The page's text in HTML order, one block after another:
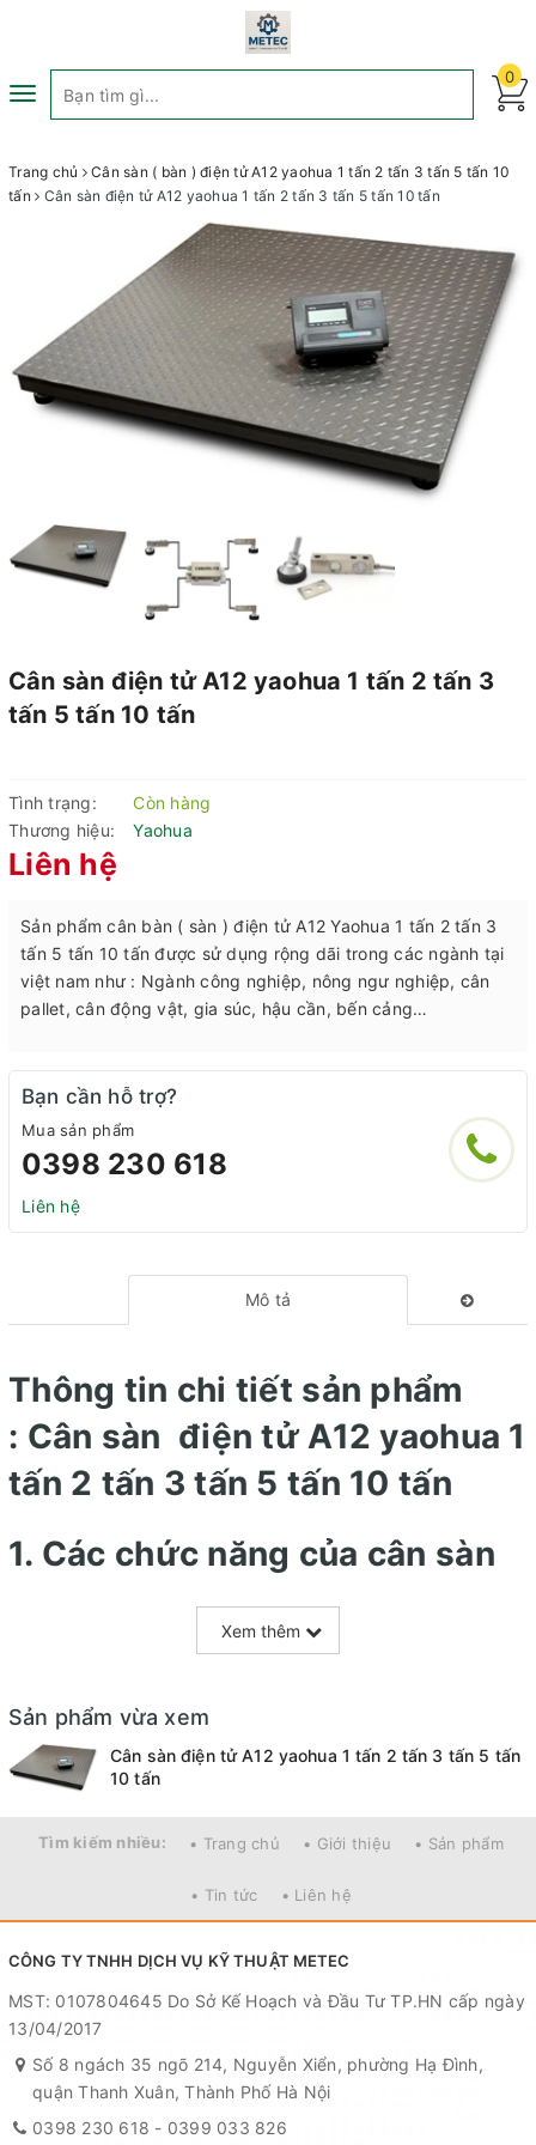
Toggle
navigation
0
Trang chủ
Cân sàn ( bàn ) điện tử A12 yaohua 1 tấn 2 tấn 3 tấn 5 tấn 10
tấn
Cân sàn điện tử A12 yaohua 1 tấn 2 tấn 3 tấn 5 tấn 10 tấn
Cân sàn điện tử A12 yaohua 1 tấn 2 tấn 3
tấn 5 tấn 10 tấn
Tình trạng:
Còn hàng
Thương hiệu:
Yaohua
Liên hệ
Sản phẩm cân bàn ( sàn ) điện tử A12 Yaohua 1 tấn 2 tấn 3
tấn 5 tấn 10 tấn được sử dụng rộng dãi trong các ngành tại
việt nam như : Ngành công nghiệp, nông ngư nghiệp, cân
pallet, cân động vật, gia súc, hậu cần, bến cảng…
Bạn cần hỗ trợ?
Mua sản phẩm
0398 230 618
Liên hệ
Mô tả
Thông tin chi tiết sản phẩm
: Cân sàn điện tử A12 yaohua 1
tấn 2 tấn 3 tấn 5 tấn 10 tấn
1. Các chức năng của cân sàn
điện tử yaohua A12.
+ Với nhiều chức năng đơn vị để lựa chọn như : Kg, g, lb.
+ Chức năng đếm vật.
+ Chức năng thông báo ổn định số cân.
+ Chức năng cân, trừ bì sản phẩm.
2. Thông số kĩ thuật của cân sàn
điện tử A12 Yaohua.
Xem thêm
Sản phẩm vừa xem
Cân sàn điện tử A12 yaohua 1 tấn 2 tấn 3 tấn 5 tấn
10 tấn
Tìm kiếm nhiều: • Trang chủ • Giới thiệu • Sản phẩm
• Tin tức • Liên hệ
CÔNG TY TNHH DỊCH VỤ KỸ THUẬT METEC
MST: 0107804645 Do Sở Kế Hoạch và Đầu Tư TP.HN cấp ngày
13/04/2017
Số 8 ngách 35 ngõ 214, Nguyễn Xiển, phường Hạ Đình,
quận Thanh Xuân, Thành Phố Hà Nội
0398 230 618 - 0399 033 826